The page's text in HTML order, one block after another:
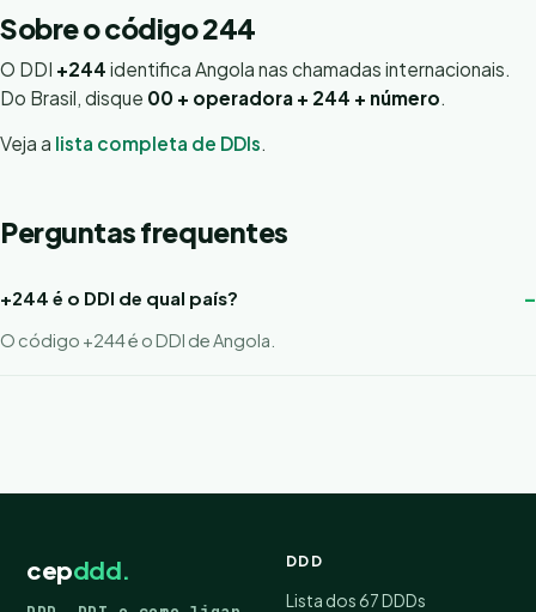
Sobre o código 244
O DDI +244 identifica Angola nas chamadas internacionais.
Do Brasil, disque 00 + operadora + 244 + número.
Veja a lista completa de DDIs.
Perguntas frequentes
+244 é o DDI de qual país?
O código +244 é o DDI de Angola.
cepddd. DDD
Lista dos 67 DDDs